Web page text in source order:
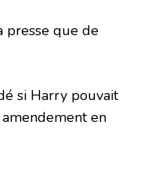
presse que de
si Harry pouvait
en